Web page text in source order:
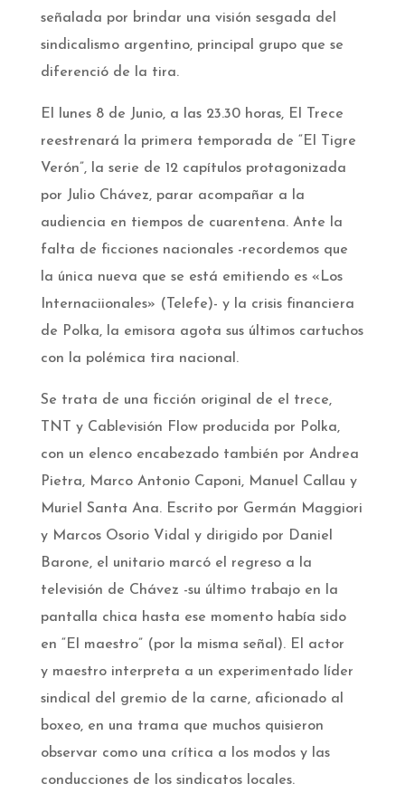
señalada por brindar una visión sesgada del
sindicalismo argentino, principal grupo que se
diferenció de la tira.
El lunes 8 de Junio, a las 23.30 horas, El Trece
reestrenará la primera temporada de “El Tigre
Verón”, la serie de 12 capítulos protagonizada
por Julio Chávez, parar acompañar a la
audiencia en tiempos de cuarentena. Ante la
falta de ficciones nacionales -recordemos que
la única nueva que se está emitiendo es «Los
Internaciionales» (Telefe)- y la crisis financiera
de Polka, la emisora agota sus últimos cartuchos
con la polémica tira nacional.
Se trata de una ficción original de el trece,
TNT y Cablevisión Flow producida por Polka,
con un elenco encabezado también por Andrea
Pietra, Marco Antonio Caponi, Manuel Callau y
Muriel Santa Ana. Escrito por Germán Maggiori
y Marcos Osorio Vidal y dirigido por Daniel
Barone, el unitario marcó el regreso a la
televisión de Chávez -su último trabajo en la
pantalla chica hasta ese momento había sido
en “El maestro” (por la misma señal). El actor
y maestro interpreta a un experimentado líder
sindical del gremio de la carne, aficionado al
boxeo, en una trama que muchos quisieron
observar como una crítica a los modos y las
conducciones de los sindicatos locales.